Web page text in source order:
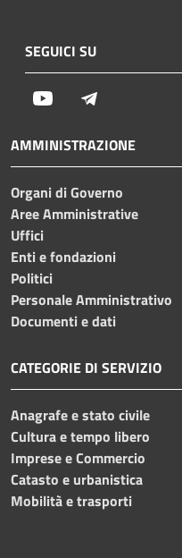
SEGUICI SU
Youtube
AMMINISTRAZIONE
Organi di Governo
Aree Amministrative
Uffici
Enti e fondazioni
Politici
Personale Amministrativo
Documenti e dati
CATEGORIE DI SERVIZIO
Anagrafe e stato civile
Cultura e tempo libero
Imprese e Commercio
Catasto e urbanistica
Mobilità e trasporti